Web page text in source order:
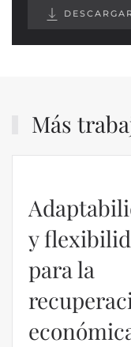
Más
y
para la